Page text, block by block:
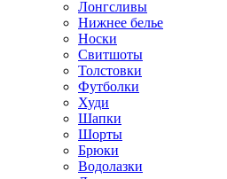
Лонгсливы
Нижнее белье
Носки
Свитшоты
Толстовки
Футболки
Худи
Шапки
Шорты
Брюки
Водолазки